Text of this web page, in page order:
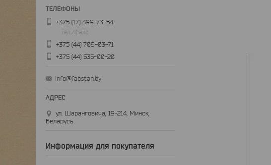
+375 (17) 399-73-54
тел./факс
+375 (44) 709-03-71
+375 (44) 535-00-20
info@fabstan.by
ул. Шаранговича, 19-214, Минск,
Беларусь
Информация для покупателя